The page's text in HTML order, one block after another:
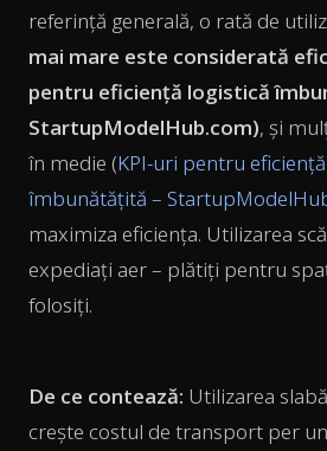
referință generală, o rată de
mai mare este considerată
pentru eficiență logistică
StartupModelHub.com), și
în medie (KPI-uri pentru
îmbunătățită –
maximiza eficiența. Utilizarea
expediați aer – plătiți pentru
folosiți.
De ce contează: Utilizarea
crește costul de transport per